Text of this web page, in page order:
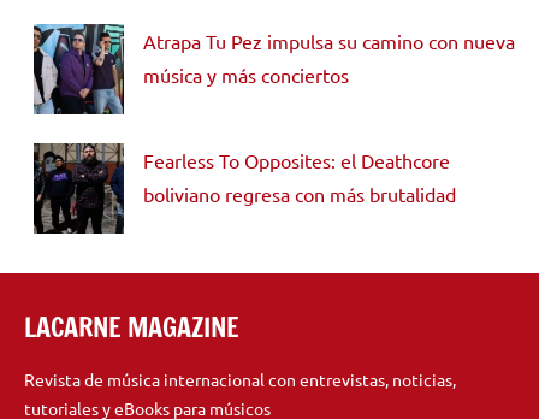
Atrapa Tu Pez impulsa su camino con nueva
música y más conciertos
Fearless To Opposites: el Deathcore
boliviano regresa con más brutalidad
LACARNE MAGAZINE
Revista de música internacional con entrevistas, noticias,
tutoriales y eBooks para músicos